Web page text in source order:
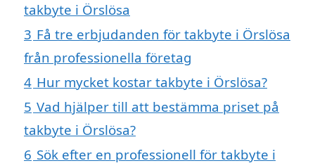
takbyte i Örslösa
3 Få tre erbjudanden för takbyte i Örslösa
från professionella företag
4 Hur mycket kostar takbyte i Örslösa?
5 Vad hjälper till att bestämma priset på
takbyte i Örslösa?
6 Sök efter en professionell för takbyte i